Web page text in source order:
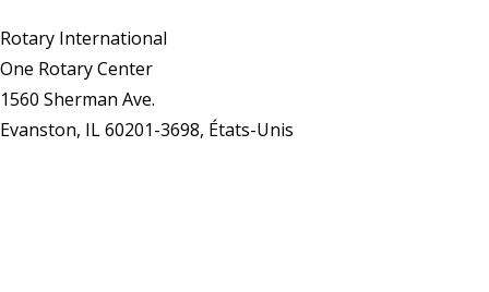
Rotary International
One Rotary Center
1560 Sherman Ave.
Evanston, IL 60201-3698, États-Unis